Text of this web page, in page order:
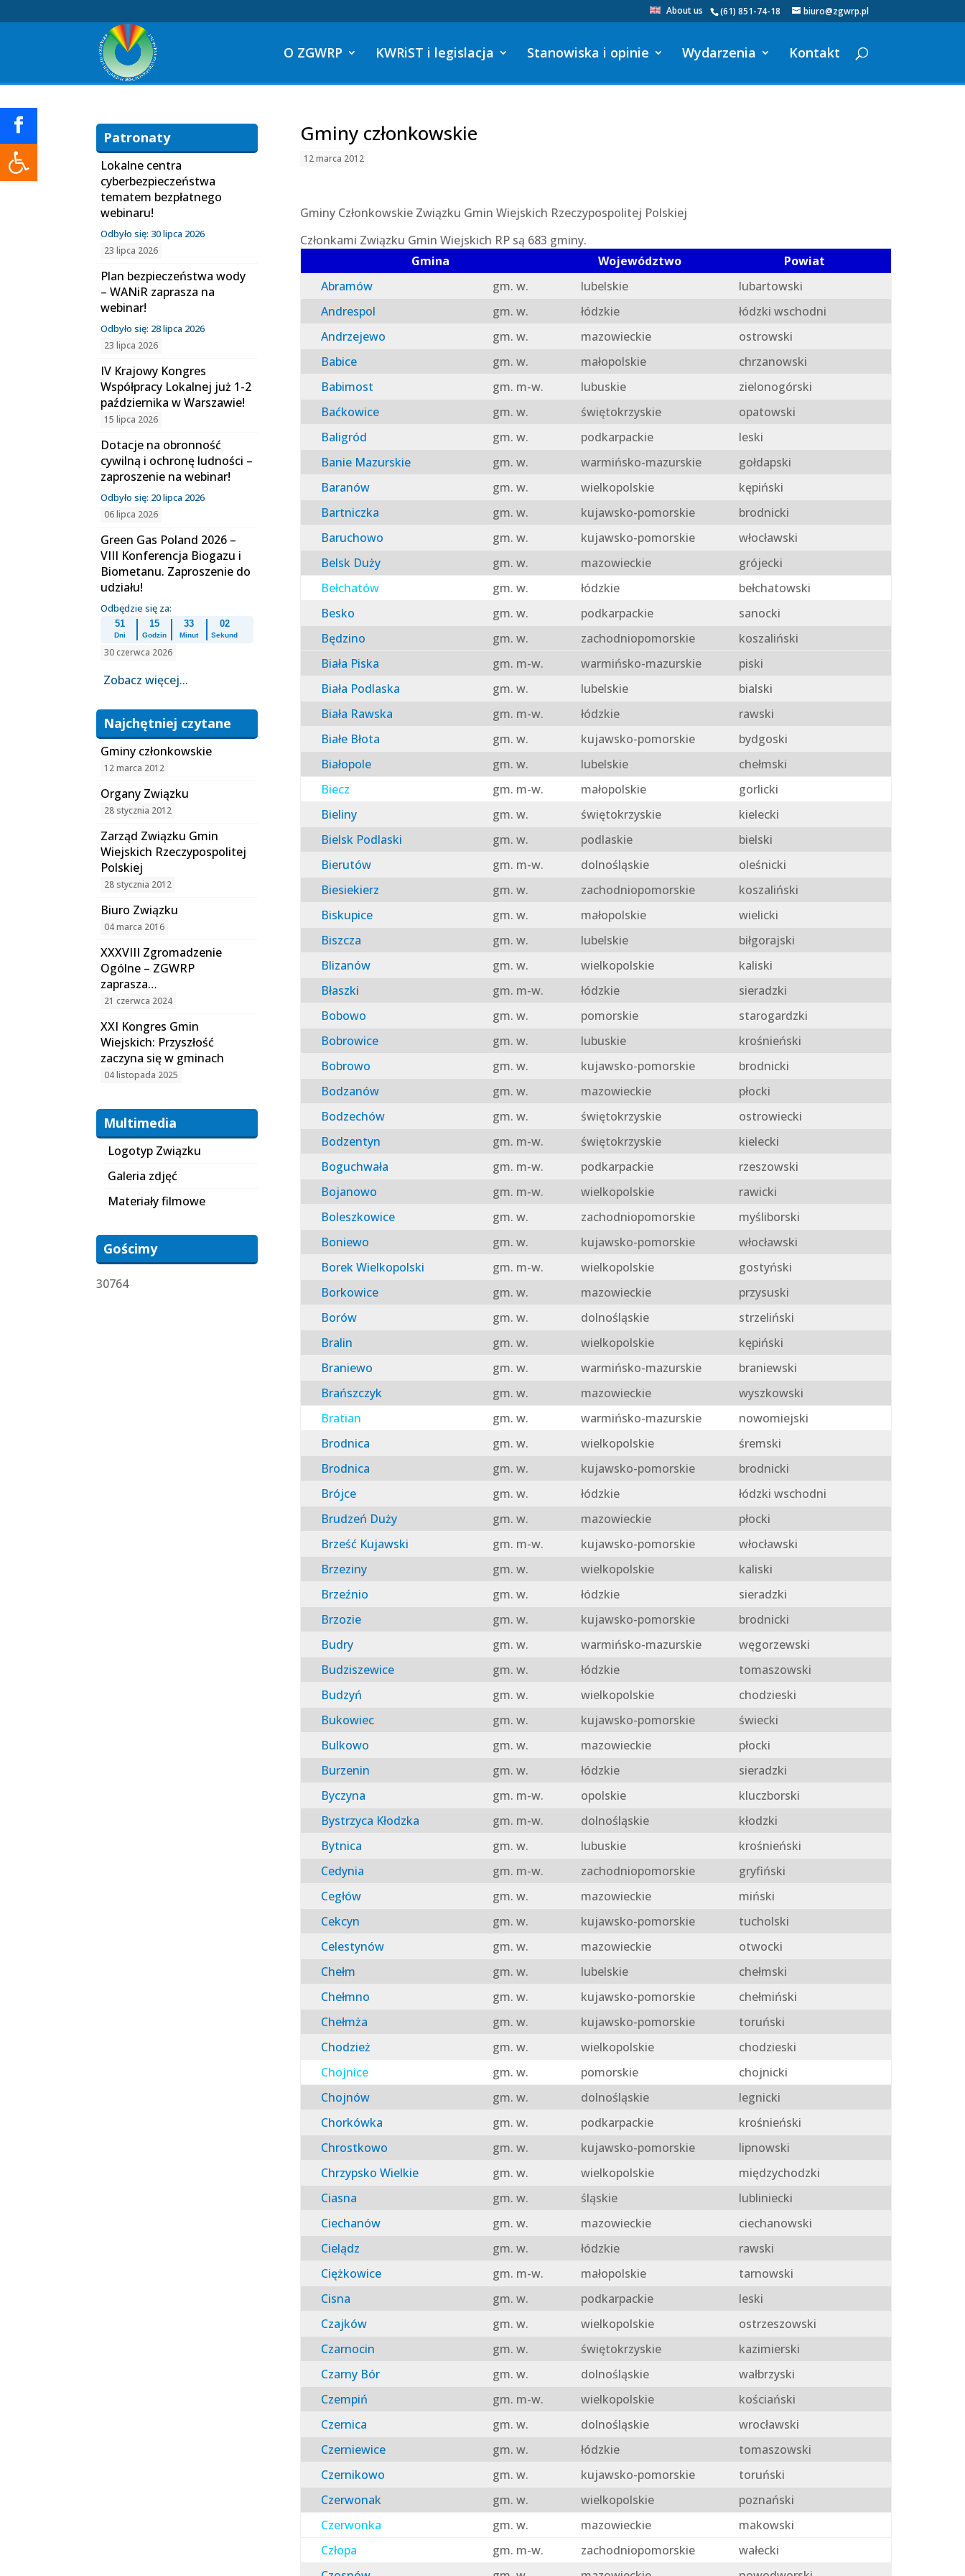
Otwórz pasek narzędzi
(61) 851-74-18 biuro@zgwrp.pl
About us
O ZGWRP KWRiST i legislacja Stanowiska i opinie Wydarzenia Kontakt
Gminy członkowskie
12 marca 2012
Gminy Członkowskie Związku Gmin Wiejskich Rzeczypospolitej Polskiej
Członkami Związku Gmin Wiejskich RP są 683 gminy.
Gmina
Województwo
Powiat
Abramów
gm. w. lubelskie
lubartowski
Andrespol
gm. w. łódzkie
łódzki wschodni
Andrzejewo
gm. w. mazowieckie
ostrowski
Babice
gm. w. małopolskie
chrzanowski
Babimost
gm. m-w. lubuskie
zielonogórski
Baćkowice
gm. w. świętokrzyskie
opatowski
Baligród
gm. w. podkarpackie
leski
Banie Mazurskie
gm. w. warmińsko-mazurskie
gołdapski
Baranów
gm. w. wielkopolskie
kępiński
Bartniczka
gm. w. kujawsko-pomorskie
brodnicki
Baruchowo
gm. w. kujawsko-pomorskie
włocławski
Belsk Duży
gm. w. mazowieckie
grójecki
Bełchatów
gm. w. łódzkie
bełchatowski
Besko
gm. w. podkarpackie
sanocki
Będzino
gm. w. zachodniopomorskie
koszaliński
Biała Piska
gm. m-w. warmińsko-mazurskie
piski
Biała Podlaska
gm. w. lubelskie
bialski
Biała Rawska
gm. m-w. łódzkie
rawski
Białe Błota
gm. w. kujawsko-pomorskie
bydgoski
Białopole
gm. w. lubelskie
chełmski
Biecz
gm. m-w. małopolskie
gorlicki
Bieliny
gm. w. świętokrzyskie
kielecki
Bielsk Podlaski
gm. w. podlaskie
bielski
Bierutów
gm. m-w. dolnośląskie
oleśnicki
Biesiekierz
gm. w. zachodniopomorskie
koszaliński
Biskupice
gm. w. małopolskie
wielicki
Biszcza
gm. w. lubelskie
biłgorajski
Blizanów
gm. w. wielkopolskie
kaliski
Błaszki
gm. m-w. łódzkie
sieradzki
Bobowo
gm. w. pomorskie
starogardzki
Bobrowice
gm. w. lubuskie
krośnieński
Bobrowo
gm. w. kujawsko-pomorskie
brodnicki
Bodzanów
gm. w. mazowieckie
płocki
Bodzechów
gm. w. świętokrzyskie
ostrowiecki
Bodzentyn
gm. m-w. świętokrzyskie
kielecki
Boguchwała
gm. m-w. podkarpackie
rzeszowski
Bojanowo
gm. m-w. wielkopolskie
rawicki
Boleszkowice
gm. w. zachodniopomorskie
myśliborski
Boniewo
gm. w. kujawsko-pomorskie
włocławski
Borek Wielkopolski
gm. m-w. wielkopolskie
gostyński
Borkowice
gm. w. mazowieckie
przysuski
Borów
gm. w. dolnośląskie
strzeliński
Bralin
gm. w. wielkopolskie
kępiński
Braniewo
gm. w. warmińsko-mazurskie
braniewski
Brańszczyk
gm. w. mazowieckie
wyszkowski
Bratian
gm. w. warmińsko-mazurskie
nowomiejski
Brodnica
gm. w. wielkopolskie
śremski
Brodnica
gm. w. kujawsko-pomorskie
brodnicki
Brójce
gm. w. łódzkie
łódzki wschodni
Brudzeń Duży
gm. w. mazowieckie
płocki
Brześć Kujawski
gm. m-w. kujawsko-pomorskie
włocławski
Brzeziny
gm. w. wielkopolskie
kaliski
Brzeźnio
gm. w. łódzkie
sieradzki
Brzozie
gm. w. kujawsko-pomorskie
brodnicki
Budry
gm. w. warmińsko-mazurskie
węgorzewski
Budziszewice
gm. w. łódzkie
tomaszowski
Budzyń
gm. w. wielkopolskie
chodzieski
Bukowiec
gm. w. kujawsko-pomorskie
świecki
Bulkowo
gm. w. mazowieckie
płocki
Burzenin
gm. w. łódzkie
sieradzki
Byczyna
gm. m-w. opolskie
kluczborski
Bystrzyca Kłodzka
gm. m-w. dolnośląskie
kłodzki
Bytnica
gm. w. lubuskie
krośnieński
Cedynia
gm. m-w. zachodniopomorskie
gryfiński
Cegłów
gm. w. mazowieckie
miński
Cekcyn
gm. w. kujawsko-pomorskie
tucholski
Celestynów
gm. w. mazowieckie
otwocki
Chełm
gm. w. lubelskie
chełmski
Chełmno
gm. w. kujawsko-pomorskie
chełmiński
Chełmża
gm. w. kujawsko-pomorskie
toruński
Chodzież
gm. w. wielkopolskie
chodzieski
Chojnice
gm. w. pomorskie
chojnicki
Chojnów
gm. w. dolnośląskie
legnicki
Chorkówka
gm. w. podkarpackie
krośnieński
Chrostkowo
gm. w. kujawsko-pomorskie
lipnowski
Chrzypsko Wielkie
gm. w. wielkopolskie
międzychodzki
Ciasna
gm. w. śląskie
lubliniecki
Ciechanów
gm. w. mazowieckie
ciechanowski
Cielądz
gm. w. łódzkie
rawski
Ciężkowice
gm. m-w. małopolskie
tarnowski
Cisna
gm. w. podkarpackie
leski
Czajków
gm. w. wielkopolskie
ostrzeszowski
Czarnocin
gm. w. świętokrzyskie
kazimierski
Czarny Bór
gm. w. dolnośląskie
wałbrzyski
Czempiń
gm. m-w. wielkopolskie
kościański
Czernica
gm. w. dolnośląskie
wrocławski
Czerniewice
gm. w. łódzkie
tomaszowski
Czernikowo
gm. w. kujawsko-pomorskie
toruński
Czerwonak
gm. w. wielkopolskie
poznański
Czerwonka
gm. w. mazowieckie
makowski
Człopa
gm. m-w. zachodniopomorskie
wałecki
Patronaty
Lokalne centra
cyberbezpieczeństwa
tematem bezpłatnego
webinaru!
Odbyło się: 30 lipca 2026
23 lipca 2026
Plan bezpieczeństwa wody
– WANiR zaprasza na
webinar!
Odbyło się: 28 lipca 2026
23 lipca 2026
IV Krajowy Kongres
Współpracy Lokalnej już 1-2
października w Warszawie!
15 lipca 2026
Dotacje na obronność
cywilną i ochronę ludności –
zaproszenie na webinar!
Odbyło się: 20 lipca 2026
06 lipca 2026
Green Gas Poland 2026 –
VIII Konferencja Biogazu i
Biometanu. Zaproszenie do
udziału!
Odbędzie się za:
51
Dni
15
Godzin
33
Minut
01
Sekund
30 czerwca 2026
Zobacz więcej...
Najchętniej czytane
Gminy członkowskie
12 marca 2012
Organy Związku
28 stycznia 2012
Zarząd Związku Gmin
Wiejskich Rzeczypospolitej
Polskiej
28 stycznia 2012
Biuro Związku
04 marca 2016
XXXVIII Zgromadzenie
Ogólne – ZGWRP
zaprasza…
21 czerwca 2024
XXI Kongres Gmin
Wiejskich: Przyszłość
zaczyna się w gminach
04 listopada 2025
Multimedia
Logotyp Związku
Galeria zdjęć
Materiały filmowe
Gościmy
30764